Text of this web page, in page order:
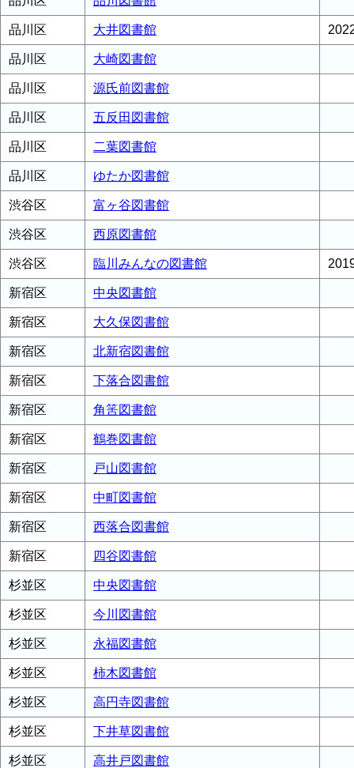
品川区 大井図書館
品川区 大崎図書館
品川区 源氏前図書館
品川区 五反田図書館
品川区 二葉図書館
品川区 ゆたか図書館
渋谷区 富ヶ谷図書館
渋谷区 西原図書館
渋谷区 臨川みんなの図書館
新宿区 中央図書館
新宿区 大久保図書館
新宿区 北新宿図書館
新宿区 下落合図書館
新宿区 角筈図書館
新宿区 鶴巻図書館
新宿区 戸山図書館
新宿区 中町図書館
新宿区 西落合図書館
新宿区 四谷図書館
杉並区 中央図書館
杉並区 今川図書館
杉並区 永福図書館
杉並区 柿木図書館
杉並区 高円寺図書館
杉並区 下井草図書館
杉並区 高井戸図書館